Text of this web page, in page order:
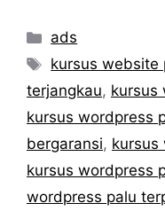
Categories
ads
Tags
kursus website
terjangkau, kursus
kursus wordpress
bergaransi, kursus
kursus wordpress
wordpress palu